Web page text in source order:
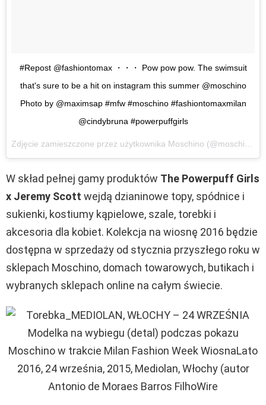
#Repost @fashiontomax ・・・ Pow pow pow. The swimsuit
that's sure to be a hit on instagram this summer @moschino
Photo by @maximsap #mfw #moschino #fashiontomaxmilan
@cindybruna #powerpuffgirls
Zdjęcie zamieszczone przez użytkownika Moschino (@moschino)
W skład pełnej gamy produktów The Powerpuff Girls
x Jeremy Scott wejdą dzianinowe topy, spódnice i
sukienki, kostiumy kąpielowe, szale, torebki i
akcesoria dla kobiet. Kolekcja na wiosnę 2016 będzie
dostępna w sprzedaży od stycznia przyszłego roku w
sklepach Moschino, domach towarowych, butikach i
wybranych sklepach online na całym świecie.